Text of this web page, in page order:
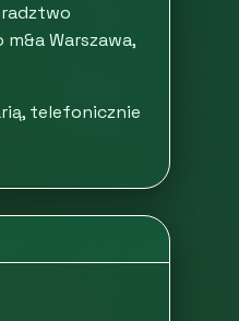
Warszawa,
telefonicznie